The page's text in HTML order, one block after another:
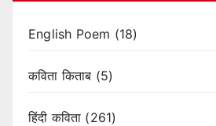
English Poem (18)
कविता किताब (5)
हिंदी कविता (261)